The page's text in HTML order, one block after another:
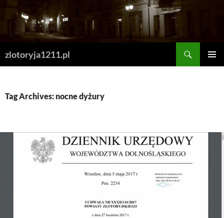
Skip
content
zlotoryja1211.pl
Tag Archives: nocne dyżury